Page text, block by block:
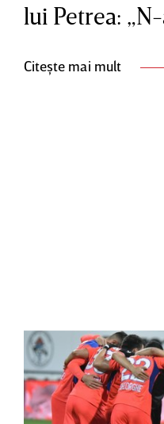
lui Petrea:
Citește mai mult